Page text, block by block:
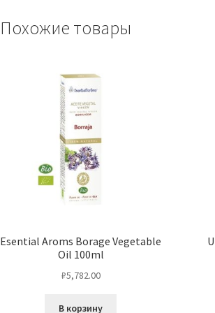
Похожие товары
Esential Aroms Borage Vegetable
Oil 100ml
₽5,782.00
В корзину